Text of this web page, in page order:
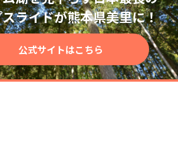
ライドが熊本県美里に！
公式サイトはこちら